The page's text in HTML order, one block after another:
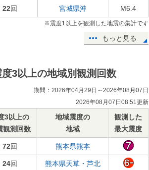
22回 宮城県沖 M6.4
※震度1以上を観測した地震の集計です
もっと見る
度3以上の地域別観測回数
期間：2026年04月29日～2026年08月07日
2026年08月07日08:51更新
3以上の
観測回数
地域震度の
地域
観測した
最大震度
72回 熊本県熊本
24回 熊本県天草・芦北